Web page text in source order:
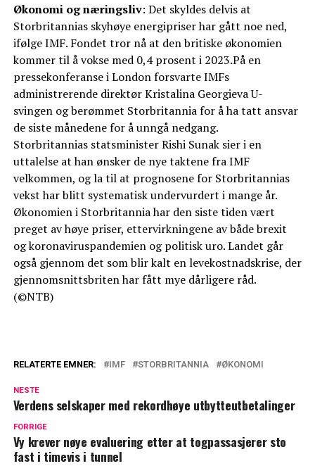
Økonomi og næringsliv: Det skyldes delvis at
Storbritannias skyhøye energipriser har gått noe ned,
ifølge IMF. Fondet tror nå at den britiske økonomien
kommer til å vokse med 0,4 prosent i 2023.På en
pressekonferanse i London forsvarte IMFs
administrerende direktør Kristalina Georgieva U-
svingen og berømmet Storbritannia for å ha tatt ansvar
de siste månedene for å unngå nedgang.
Storbritannias statsminister Rishi Sunak sier i en
uttalelse at han ønsker de nye taktene fra IMF
velkommen, og la til at prognosene for Storbritannias
vekst har blitt systematisk undervurdert i mange år.
Økonomien i Storbritannia har den siste tiden vært
preget av høye priser, ettervirkningene av både brexit
og koronaviruspandemien og politisk uro. Landet går
også gjennom det som blir kalt en levekostnadskrise, der
gjennomsnittsbriten har fått mye dårligere råd.
(©NTB)
RELATERTE EMNER: IMF STORBRITANNIA ØKONOMI
NESTE
Verdens selskaper med rekordhøye utbytteutbetalinger
FORRIGE
Vy krever nøye evaluering etter at togpassasjerer sto
fast i timevis i tunnel